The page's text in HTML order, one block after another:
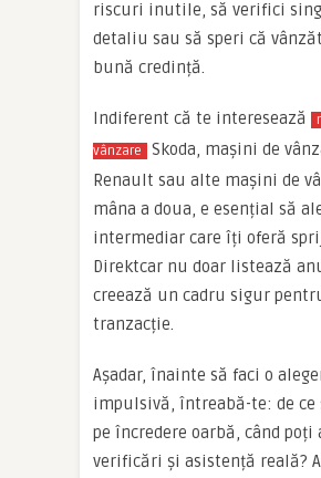
riscuri inutile, să verifici
detaliu sau să speri că
bună credință.
Indiferent că te interesează
vânzare
Skoda, mașini de
Renault sau alte mașini de
mâna a doua, e esențial să
intermediar care îți oferă
Direktcar nu doar listează
creează un cadru sigur
tranzacție.
Așadar, înainte să faci o
impulsivă, întreabă-te: de ce
pe încredere oarbă, când poți
verificări și asistență reală?